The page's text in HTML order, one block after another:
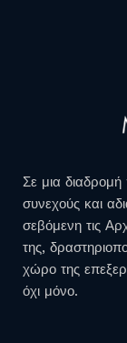
Σε μια
συνεχούς και
σεβόμενη τις
της,
χώρο της
όχι μόνο.